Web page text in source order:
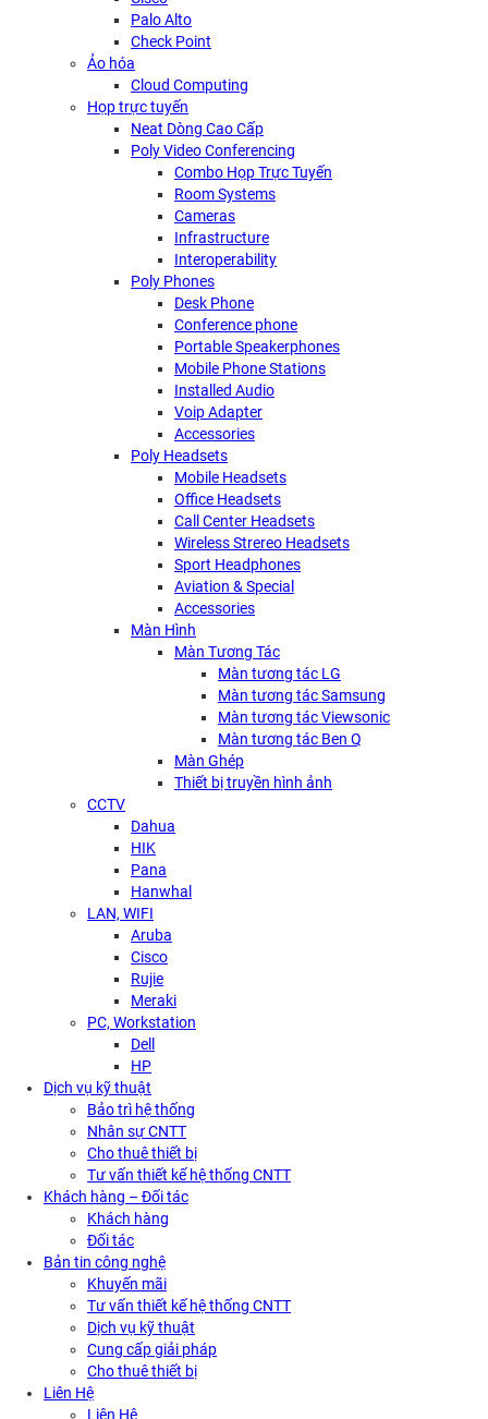
Palo Alto
Check Point
Ảo hóa
Cloud Computing
Họp trực tuyến
Neat Dòng Cao Cấp
Poly Video Conferencing
Combo Họp Trực Tuyến
Room Systems
Cameras
Infrastructure
Interoperability
Poly Phones
Desk Phone
Conference phone
Portable Speakerphones
Mobile Phone Stations
Installed Audio
Voip Adapter
Accessories
Poly Headsets
Mobile Headsets
Office Headsets
Call Center Headsets
Wireless Strereo Headsets
Sport Headphones
Aviation & Special
Accessories
Màn Hình
Màn Tương Tác
Màn tương tác LG
Màn tương tác Samsung
Màn tương tác Viewsonic
Màn tương tác Ben Q
Màn Ghép
Thiết bị truyền hình ảnh
CCTV
Dahua
HIK
Pana
Hanwhal
LAN, WIFI
Aruba
Cisco
Rujie
Meraki
PC, Workstation
Dell
HP
Dịch vụ kỹ thuật
Bảo trì hệ thống
Nhân sự CNTT
Cho thuê thiết bị
Tư vấn thiết kế hệ thống CNTT
Khách hàng – Đối tác
Khách hàng
Đối tác
Bản tin công nghệ
Khuyến mãi
Tư vấn thiết kế hệ thống CNTT
Dịch vụ kỹ thuật
Cung cấp giải pháp
Cho thuê thiết bị
Liên Hệ
Liên Hệ